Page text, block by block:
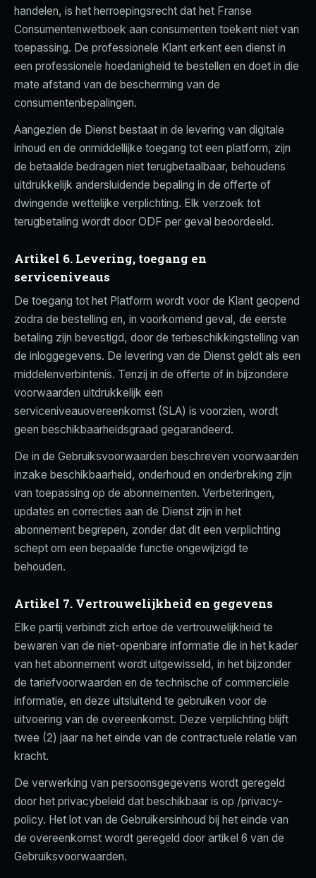
handelen, is het herroepingsrecht dat het Franse
Consumentenwetboek aan consumenten toekent niet van
toepassing. De professionele Klant erkent een dienst in
een professionele hoedanigheid te bestellen en doet in die
mate afstand van de bescherming van de
consumentenbepalingen.
Aangezien de Dienst bestaat in de levering van digitale
inhoud en de onmiddellijke toegang tot een platform, zijn
de betaalde bedragen niet terugbetaalbaar, behoudens
uitdrukkelijk andersluidende bepaling in de offerte of
dwingende wettelijke verplichting. Elk verzoek tot
terugbetaling wordt door ODF per geval beoordeeld.
Artikel 6. Levering, toegang en
serviceniveaus
De toegang tot het Platform wordt voor de Klant geopend
zodra de bestelling en, in voorkomend geval, de eerste
betaling zijn bevestigd, door de terbeschikkingstelling van
de inloggegevens. De levering van de Dienst geldt als een
middelenverbintenis. Tenzij in de offerte of in bijzondere
voorwaarden uitdrukkelijk een
serviceniveauovereenkomst (SLA) is voorzien, wordt
geen beschikbaarheidsgraad gegarandeerd.
De in de Gebruiksvoorwaarden beschreven voorwaarden
inzake beschikbaarheid, onderhoud en onderbreking zijn
van toepassing op de abonnementen. Verbeteringen,
updates en correcties aan de Dienst zijn in het
abonnement begrepen, zonder dat dit een verplichting
schept om een bepaalde functie ongewijzigd te
behouden.
Artikel 7. Vertrouwelijkheid en gegevens
Elke partij verbindt zich ertoe de vertrouwelijkheid te
bewaren van de niet-openbare informatie die in het kader
van het abonnement wordt uitgewisseld, in het bijzonder
de tariefvoorwaarden en de technische of commerciële
informatie, en deze uitsluitend te gebruiken voor de
uitvoering van de overeenkomst. Deze verplichting blijft
twee (2) jaar na het einde van de contractuele relatie van
kracht.
De verwerking van persoonsgegevens wordt geregeld
door het privacybeleid dat beschikbaar is op /privacy-
policy. Het lot van de Gebruikersinhoud bij het einde van
de overeenkomst wordt geregeld door artikel 6 van de
Gebruiksvoorwaarden.